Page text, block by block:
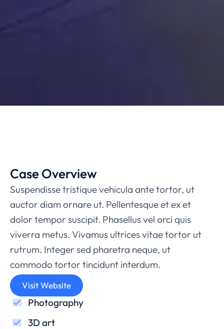
Case Overview
Suspendisse tristique vehicula ante tortor, ut
auctor diam ornare ut. Pellentesque et ex et
dolor tempor suscipit. Phasellus vel orci quis
viverra metus. Vivamus ultrices vitae tortor ut
rutrum. Integer sed pharetra neque, ut
commodo tortor tincidunt interdum.
Visit Website
Photography
3D art